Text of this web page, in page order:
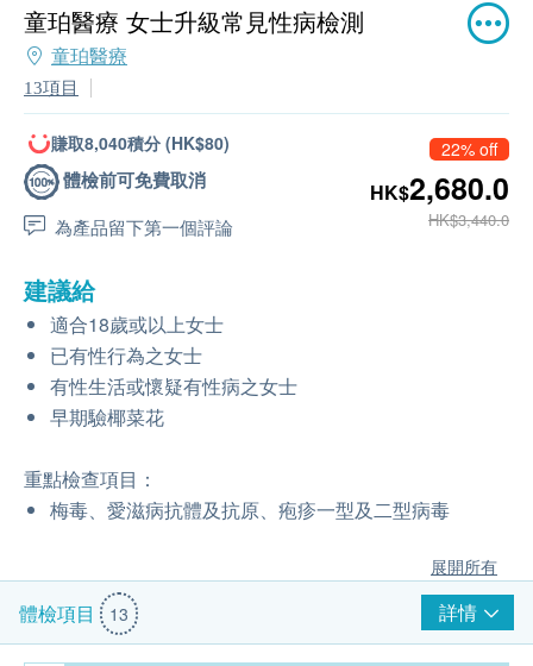
童珀醫療 女士升級常見性病檢測
童珀醫療
13項目
賺取8,040積分 (HK$80)
體檢前可免費取消
為產品留下第一個評論
22% off
HK$2,680.0
HK$3,440.0
建議給
適合18歲或以上女士
已有性行為之女士
有性生活或懷疑有性病之女士
早期驗椰菜花
重點檢查項目：
梅毒、愛滋病抗體及抗原、疱疹一型及二型病毒
展開所有
體檢項目 13 詳情